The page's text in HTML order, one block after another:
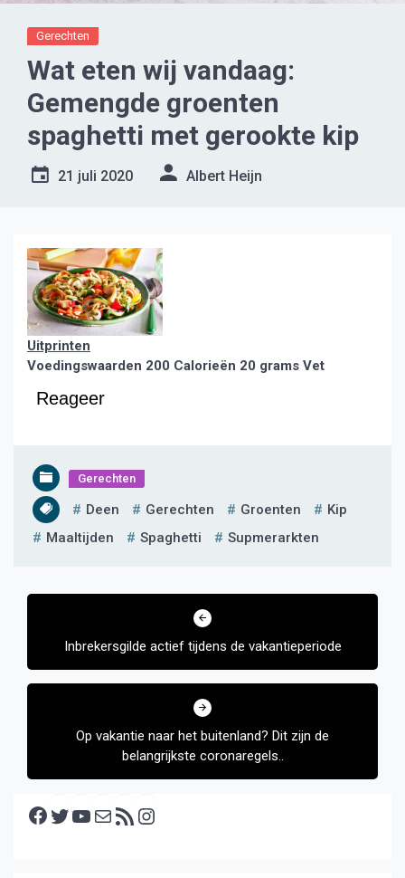
Gerechten
Wat eten wij vandaag:
Gemengde groenten
spaghetti met gerookte kip
21 juli 2020 Albert Heijn
Uitprinten
Voedingswaarden 200 Calorieën 20 grams Vet
Reageer
Gerechten
Deen Gerechten Groenten
Kip
Maaltijden
Spaghetti Supmerarkten
Bericht
Inbrekersgilde actief tijdens de vakantieperiode
Op vakantie naar het buitenland? Dit zijn de
belangrijkste coronaregels..
Facebook Twitter YouTube E-mail RSS feed